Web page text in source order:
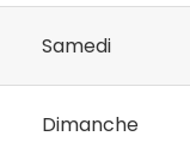
Samedi
Dimanche